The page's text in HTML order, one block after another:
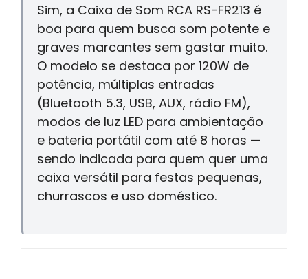
Sim, a Caixa de Som RCA RS-FR213 é
boa para quem busca som potente e
graves marcantes sem gastar muito.
O modelo se destaca por 120W de
potência, múltiplas entradas
(Bluetooth 5.3, USB, AUX, rádio FM),
modos de luz LED para ambientação
e bateria portátil com até 8 horas —
sendo indicada para quem quer uma
caixa versátil para festas pequenas,
churrascos e uso doméstico.